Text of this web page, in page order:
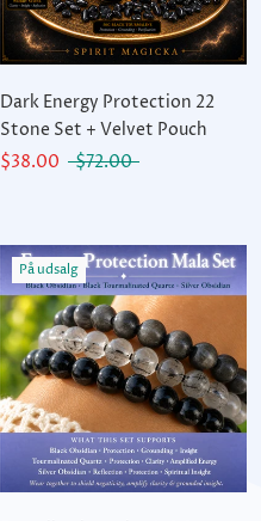
Dark Energy Protection 22
Stone Set + Velvet Pouch
$38.00
$72.00
På udsalg